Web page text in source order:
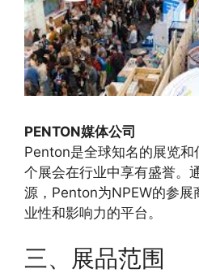
PENTON媒体公司
Penton是全球知名的展览和
个展会在行业中享有盛誉。
源，Penton为NPEW的参展
业性和影响力的平台。
三、展品范围